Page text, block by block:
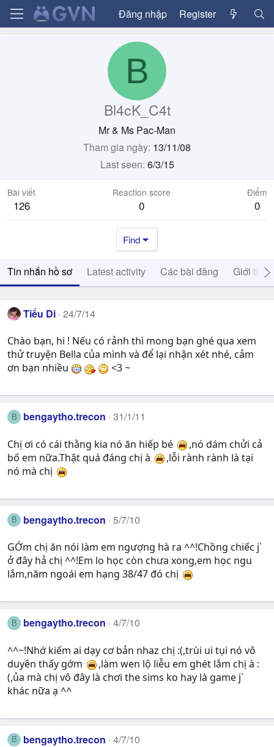
Đăng nhập Register
B
Bl4cK_C4t
Mr & Ms Pac-Man
Tham gia ngày 13/11/08
Last seen 6/3/15
Bài viết
126
Reaction score
0
Điểm
0
Find
Tin nhắn hồ sơ Latest activity Các bài đăng Giới thiệu
Tiểu Di 24/7/14
Chào bạn, hi ! Nếu có rảnh thì mong bạn ghé qua xem
thử truyện Bella của mình và để lại nhận xét nhé, cảm
ơn bạn nhiều
<3 ~
B bengaytho.trecon 31/1/11
Chị ơi có cái thằng kia nó ăn hiếp bé
,nó dám chửi cả
bố em nữa.Thật quá đáng chị à
,lỗi rành rành là tại
nó mà chị
B bengaytho.trecon 5/7/10
GỚm chị ăn nói làm em ngượng hà ra ^^!Chồng chiếc j`
ở đây hả chị ^^!Em lo học còn chưa xong,em học ngu
lắm,năm ngoái em hạng 38/47 đó chị
B bengaytho.trecon 4/7/10
^^~!Nhớ kiếm ai dạy cơ bản nhaz chị :(,trùi ui tụi nó vô
duyên thấy gớm
,làm wen lộ liễu em ghét lắm chị à :
(,ủa mà chị vô đây là chơi the sims ko hay là game j`
khác nữa ạ ^^
B bengaytho.trecon 4/7/10